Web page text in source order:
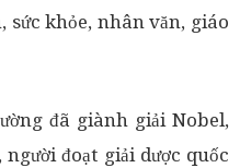
sức khỏe, nhân văn, giáo
đã giành giải Nobel,
đoạt giải dược quốc